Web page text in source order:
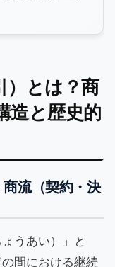
）とは？商
造と歴史的
商流（契約・決
うあい）」と
間における継続